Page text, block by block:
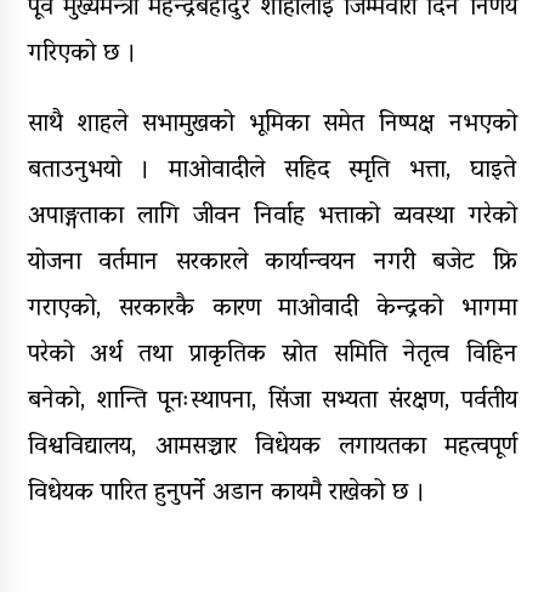
गरिएको छ ।
साथै शाहले सभामुखको भूमिका समेत निष्पक्ष नभएको
बताउनुभयो । माओवादीले सहिद स्मृति भत्ता, घाइते
अपाङ्गताका लागि जीवन निर्वाह भत्ताको व्यवस्था गरेको
योजना वर्तमान सरकारले कार्यान्वयन नगरी बजेट फ्रि
गराएको, सरकारकै कारण माओवादी केन्द्रको भागमा
परेको अर्थ तथा प्राकृतिक स्रोत समिति नेतृत्व विहिन
बनेको, शान्ति पूनःस्थापना, सिंजा सभ्यता संरक्षण, पर्वतीय
विश्वविद्यालय, आमसञ्चार विधेयक लगायतका महत्वपूर्ण
विधेयक पारित हुनुपर्ने अडान कायमै राखेको छ ।